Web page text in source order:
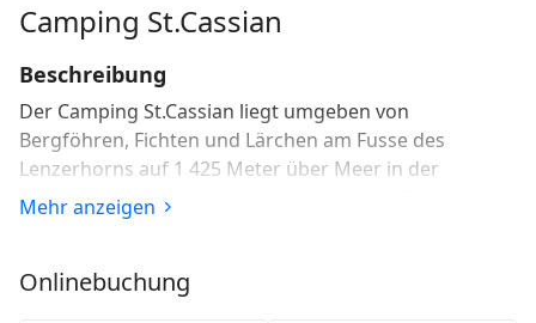
Camping St.Cassian
Beschreibung
Der Camping St.Cassian liegt umgeben von
Bergföhren, Fichten und Lärchen am Fusse des
Lenzerhorns auf 1 425 Meter über Meer in der
Ferienregion Lenzerheide in Graubünden, Schweiz.
Durch die ruhige Lage am Dorfrand von Lantsch/Lenz
und Erholungsmöglichkeiten im Sommer und im
Mehr anzeigen
Onlinebuchung